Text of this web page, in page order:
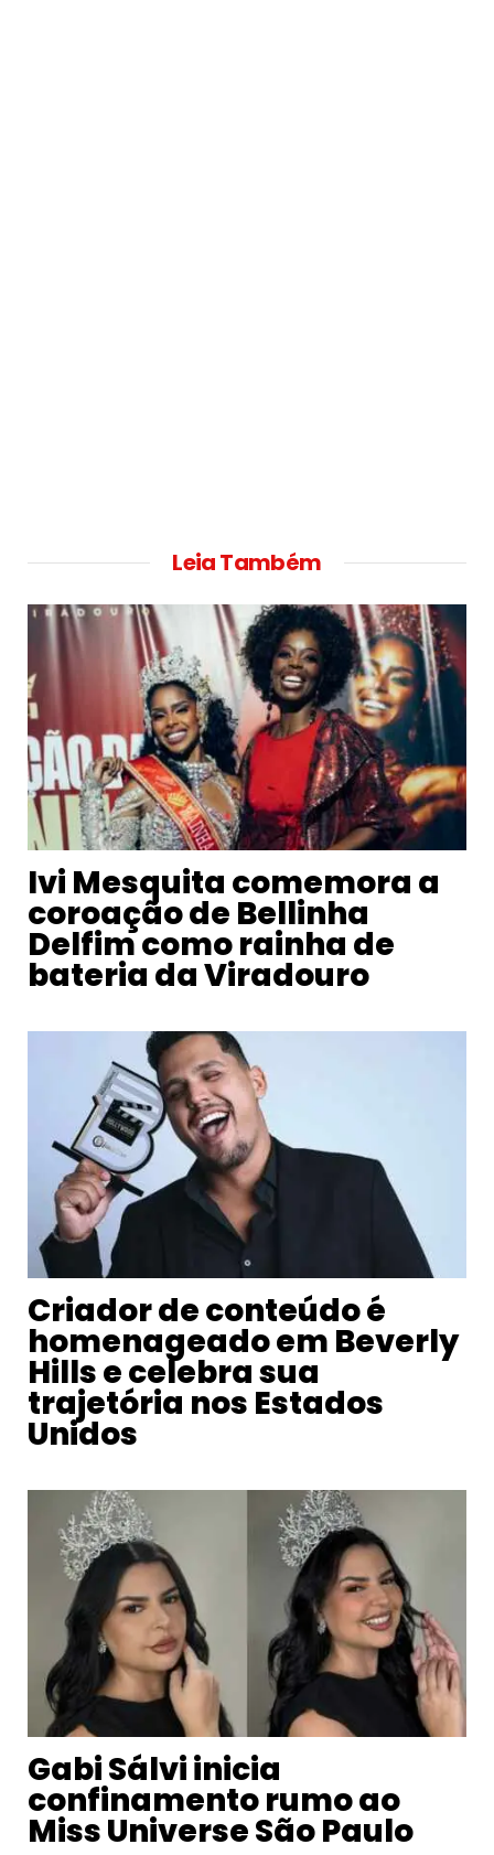
Leia Também
Ivi Mesquita comemora a
coroação de Bellinha
Delfim como rainha de
bateria da Viradouro
Criador de conteúdo é
homenageado em Beverly
Hills e celebra sua
trajetória nos Estados
Unidos
Gabi Sálvi inicia
confinamento rumo ao
Miss Universe São Paulo